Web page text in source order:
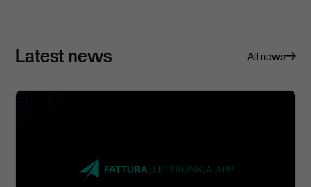
Latest news All news